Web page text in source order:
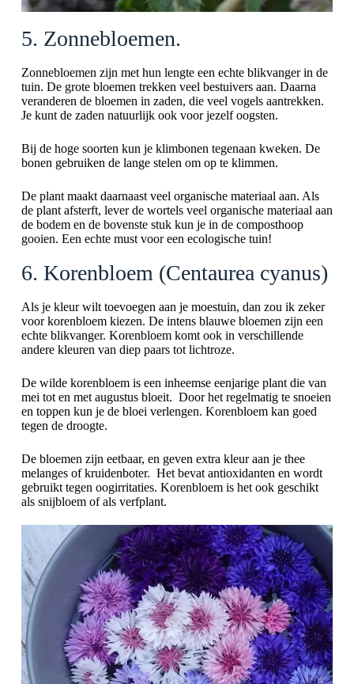
5. Zonnebloemen.
Zonnebloemen zijn met hun lengte een echte blikvanger in de
tuin. De grote bloemen trekken veel bestuivers aan. Daarna
veranderen de bloemen in zaden, die veel vogels aantrekken.
Je kunt de zaden natuurlijk ook voor jezelf oogsten.
Bij de hoge soorten kun je klimbonen tegenaan kweken. De
bonen gebruiken de lange stelen om op te klimmen.
De plant maakt daarnaast veel organische materiaal aan. Als
de plant afsterft, lever de wortels veel organische materiaal aan
de bodem en de bovenste stuk kun je in de composthoop
gooien. Een echte must voor een ecologische tuin!
6. Korenbloem (Centaurea cyanus)
Als je kleur wilt toevoegen aan je moestuin, dan zou ik zeker
voor korenbloem kiezen. De intens blauwe bloemen zijn een
echte blikvanger. Korenbloem komt ook in verschillende
andere kleuren van diep paars tot lichtroze.
De wilde korenbloem is een inheemse eenjarige plant die van
mei tot en met augustus bloeit. Door het regelmatig te snoeien
en toppen kun je de bloei verlengen. Korenbloem kan goed
tegen de droogte.
De bloemen zijn eetbaar, en geven extra kleur aan je thee
melanges of kruidenboter. Het bevat antioxidanten en wordt
gebruikt tegen oogirritaties. Korenbloem is het ook geschikt
als snijbloem of als verfplant.